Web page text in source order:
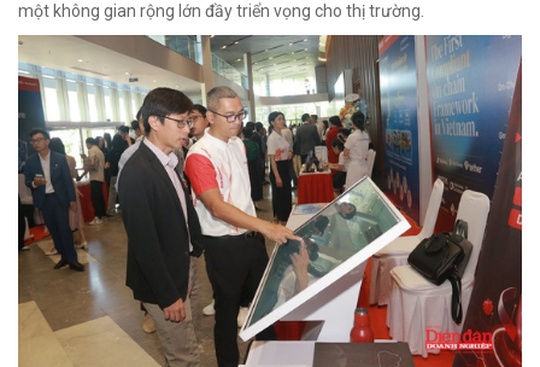
một không gian rộng lớn đầy triển vọng cho thị trường.